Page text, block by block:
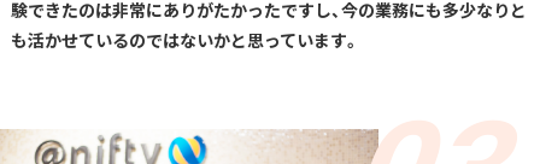
験できたのは非常にありがたかったですし、今の業務にも多少なりと
も活かせているのではないかと思っています。